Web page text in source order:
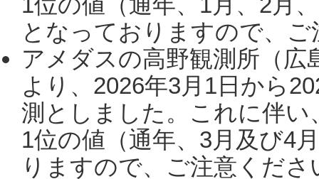
となっておりますので、
アメダスの高野観測所（
より、2026年3月1日から
測としました。これに伴い
1位の値（通年、3月及び4
りますので、ご注意くだ